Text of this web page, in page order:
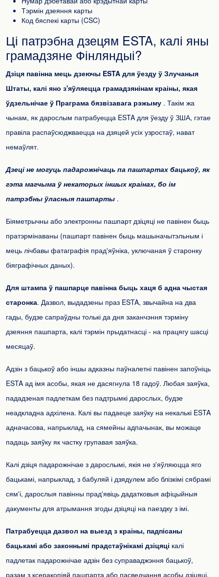
Тэрмін дзеяння карты
Код бяспекі карты (CSC)
Ці патрэбна дзецям ESTA, калі яны
грамадзяне Фінляндыі?
Дзіця павінна мець дзеючы ESTA для ўезду ў Злучаныя
Штаты, калі яно з'яўляецца грамадзянінам краіны, якая
ўдзельнічае ў Праграма бязвізавага рэжыму . Такім жа
чынам, як дарослым патрабуецца ESTA для ўезду ў ЗША, гэтае
правіла распаўсюджваецца на дзяцей усіх узростаў, нават
немаўлят.
Дзеці не могуць падарожнічаць па пашпартах бацькоў, як
гэта магчыма ў некаторых іншых краінах, бо ім
патрэбны ўласныя пашпарты .
Біяметрычны або электронны пашпарт дзіцяці не павінен быць
пратэрмінаваны (пашпарт павінен быць машыначытэльным і
мець лічбавы фатаграфія прад'яўніка, уключаная ў старонку
біяграфічных даных).
Для штампа ў пашпарце павінна быць хаця б адна чыстая
старонка. Дазвол, выдадзены праз ESTA, звычайна на два
гады, будзе сапраўдны толькі да дня заканчэння тэрміну
дзеяння пашпарта, калі тэрмін прыдатнасці - на працягу шасці
месяцаў.
Адзін з бацькоў або іншы адказны паўналетні павінен запоўніць
ESTA ад імя асобы, якая не дасягнула 18 гадоў. Любая заяўка,
пададзеная падлеткам без падтрымкі дарослых, будзе
неадкладна адхілена. Калі вы падаеце заяўку на некалькі ESTA
адначасова, напрыклад, на сямейны адпачынак, вы можаце
падаць заяўку як частку групавая заяўка.
Калі дзіця падарожнічае з дарослымі, якія не з'яўляюцца яго
бацькамі, напрыклад, з бабуляй і дзядулем або блізкімі сябрамі
сям'і, дарослыя павінны прад'явіць дадатковыя афіцыйныя
дакументы для атрымання згоды дзіцяці на паездку з імі.
Патрабуецца дазвол на выезд з краіны, падпісаны
бацькамі або законнымі прадстаўнікамі дзіцяці калі
падлетак падарожнічае адзін без суправаджэння бацькоў,
разам з ксеракопіяй пашпарта або пасведчання асобы дзіцяці.